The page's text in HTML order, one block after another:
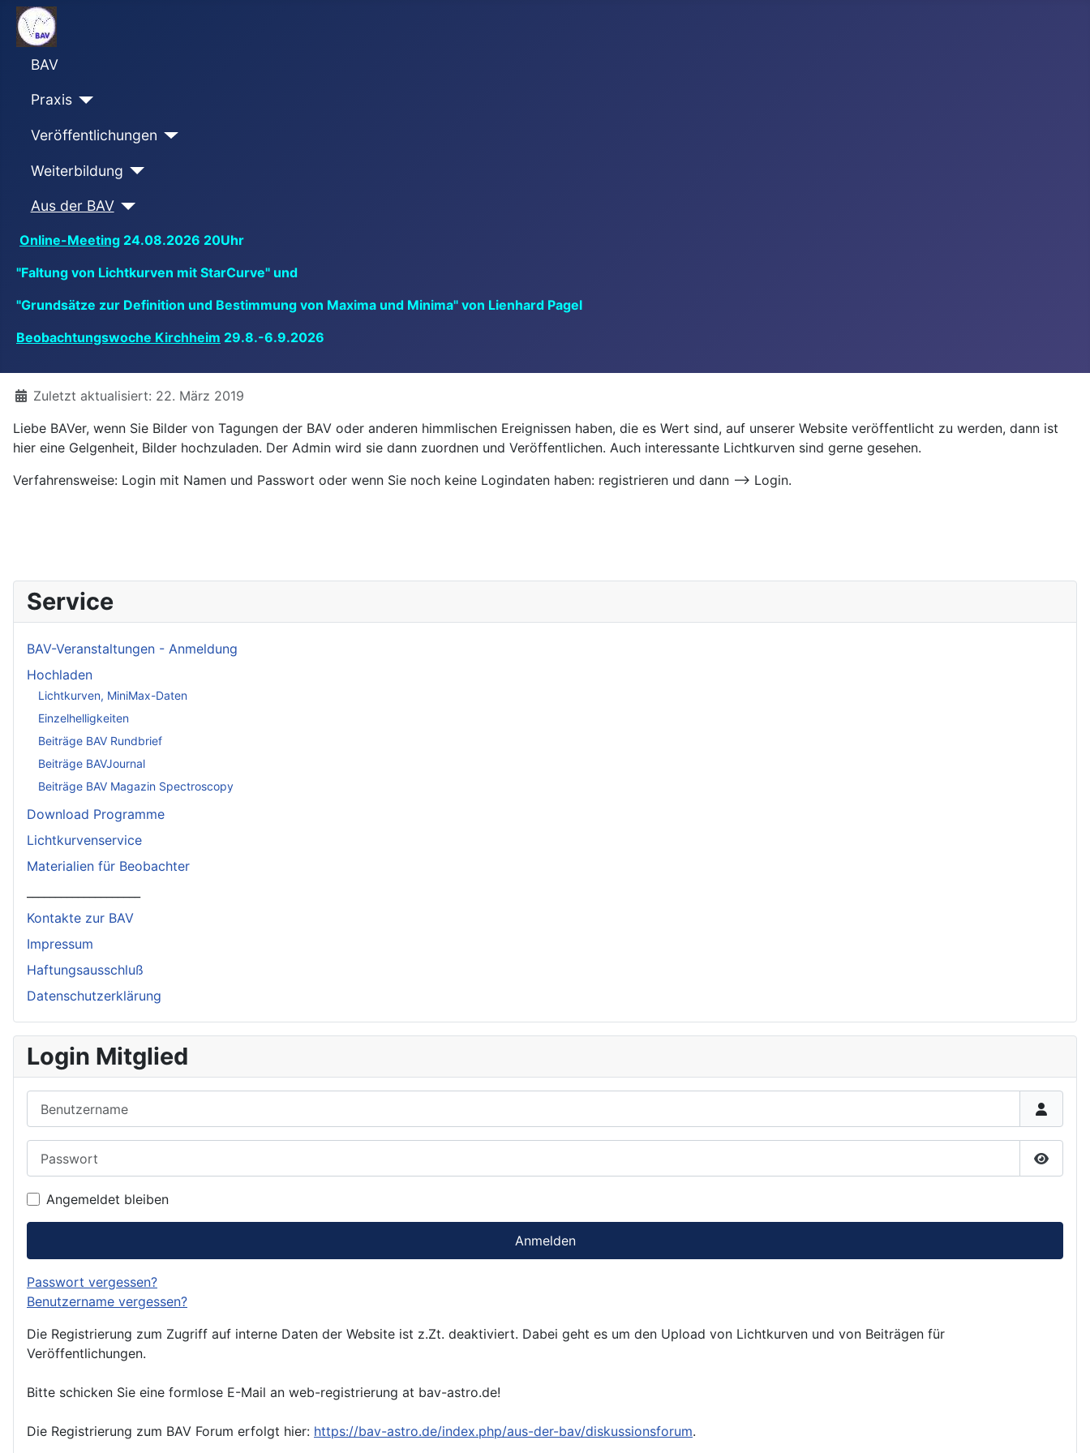
BAV
Praxis
Veröffentlichungen
Weiterbildung
Aus der BAV
Online-Meeting 24.08.2026 20Uhr
"Faltung von Lichtkurven mit StarCurve" und
"Grundsätze zur Definition und Bestimmung von Maxima und Minima" von Lienhard Pagel
Beobachtungswoche Kirchheim 29.8.-6.9.2026
DetailsZuletzt aktualisiert: 22. März 2019
Liebe BAVer, wenn Sie Bilder von Tagungen der BAV oder anderen himmlischen Ereignissen haben, die es Wert sind, auf unserer Website veröffentlicht zu werden, dann ist
hier eine Gelgenheit, Bilder hochzuladen. Der Admin wird sie dann zuordnen und Veröffentlichen. Auch interessante Lichtkurven sind gerne gesehen.
Verfahrensweise: Login mit Namen und Passwort oder wenn Sie noch keine Logindaten haben: registrieren und dann --> Login.
Service
BAV-Veranstaltungen - Anmeldung
Hochladen
Lichtkurven, MiniMax-Daten
Einzelhelligkeiten
Beiträge BAV Rundbrief
Beiträge BAVJournal
Beiträge BAV Magazin Spectroscopy
Download Programme
Lichtkurvenservice
Materialien für Beobachter
Kontakte zur BAV
Impressum
Haftungsausschluß
Datenschutzerklärung
Login Mitglied
Angemeldet bleiben
Anmelden
Passwort vergessen?
Benutzername vergessen?
Die Registrierung zum Zugriff auf interne Daten der Website ist z.Zt. deaktiviert. Dabei geht es um den Upload von Lichtkurven und von Beiträgen für
Veröffentlichungen.
Bitte schicken Sie eine formlose E-Mail an web-registrierung at bav-astro.de!
Die Registrierung zum BAV Forum erfolgt hier: https://bav-astro.de/index.php/aus-der-bav/diskussionsforum.